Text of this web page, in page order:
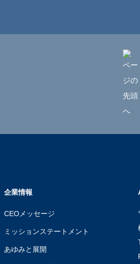
企業情報
CEOメッセージ
ミッションステートメント
あゆみと展開